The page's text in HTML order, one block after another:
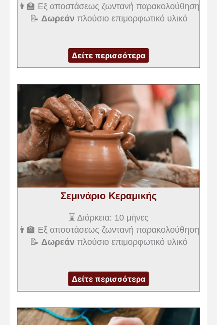
👨‍🏫 Εξ αποστάσεως ζωντανή παρακολούθηση
📝 Δωρεάν πλούσιο επιμορφωτικό υλικό
Δείτε περισσότερα
Σεμινάριο Κεραμικής
⌛ Διάρκεια: 10 μήνες
👨‍🏫 Εξ αποστάσεως ζωντανή παρακολούθηση
📝 Δωρεάν πλούσιο επιμορφωτικό υλικό
Δείτε περισσότερα